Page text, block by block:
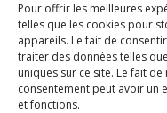
Pour offrir les meilleures
telles que les cookies pour
appareils. Le fait de
traiter des données telles
uniques sur ce site. Le fait
consentement peut avoir un
et fonctions.